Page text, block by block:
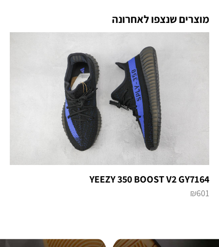
מוצרים שנצפו לאחרונה
YEEZY 350 BOOST V2 GY7164
₪601